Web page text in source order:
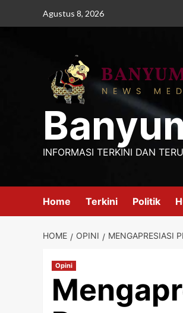
Agustus 8, 2026
INFORMASI TERKINI DAN
Home Terkini Politik
HOME OPINI MENGAPRESIASI
Opini